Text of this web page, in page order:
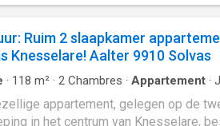
Ruim 2 slaapkamer
Knesselare! Aalter 9910 Solvas
· 118 m² · 2 Chambres · Appartement ·
appartement, gelegen op de
in het centrum van Knesselare,